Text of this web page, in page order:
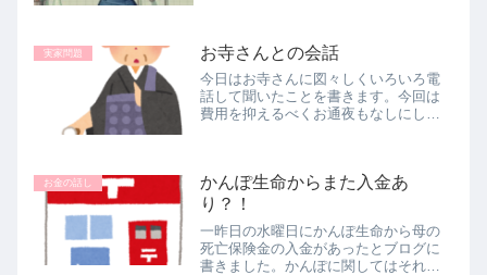
実家問題 お寺さんとの会話
今日はお寺さんに図々しくいろいろ電
話して聞いたことを書きます。今回は
費用を抑えるべくお通夜もなしにしま
た。特に問題なく連絡は済みました。
夜に...
お金の話し
かんぽ生命からまた入金あ
り？！
一昨日の水曜日にかんぽ生命から母の
死亡保険金の入金があったとブログに
書きました。かんぽに関してはそれで